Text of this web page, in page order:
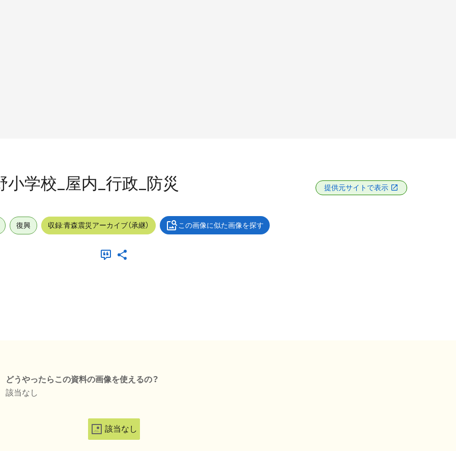
学校_屋内_行政_防災 提供元サイトで表示
復興 収録:青森震災アーカイブ（承継） この画像に似た画像を探す
どうやったらこの資料の画像を使えるの？
該当なし
該当なし